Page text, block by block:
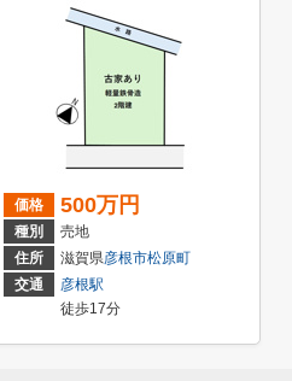
価格 500万円
種別
売地
住所
滋賀県彦根市松原町
交通
彦根駅
徒歩17分